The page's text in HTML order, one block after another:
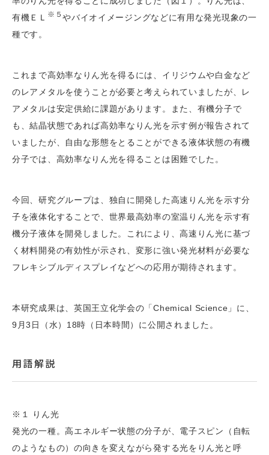
有機ＥＬ
※５ やバイオイメージングなどに有用な発光現象の一
種です。
これまで高効率なりん光を得るには、イリジウムや白金など
のレアメタルを使うことが必要と考えられていましたが、レ
アメタルは安定供給に課題があります。また、有機分子で
も、結晶状態であれば高効率なりん光を示す例が報告されて
いましたが、自由な形態をとることができる液体状態の有機
分子では、高効率なりん光を得ることは困難でした。
今回、研究グループは、独自に開発した高速りん光を示す分
子を液体化することで、世界最高効率の室温りん光を示す有
機分子液体を開発しました。これにより、高速りん光に基づ
く材料開発の有効性が示され、変形に強い発光材料が必要な
フレキシブルディスプレイなどへの応用が期待されます。
本研究成果は、英国王立化学会の「Chemical Science」に、
9月3日（水）18時（日本時間）に公開されました。
用語解説
※１ りん光
発光の一種。高エネルギー状態の分子が、電子スピン（自転
のようなもの）の向きを変えながら発する光をりん光と呼